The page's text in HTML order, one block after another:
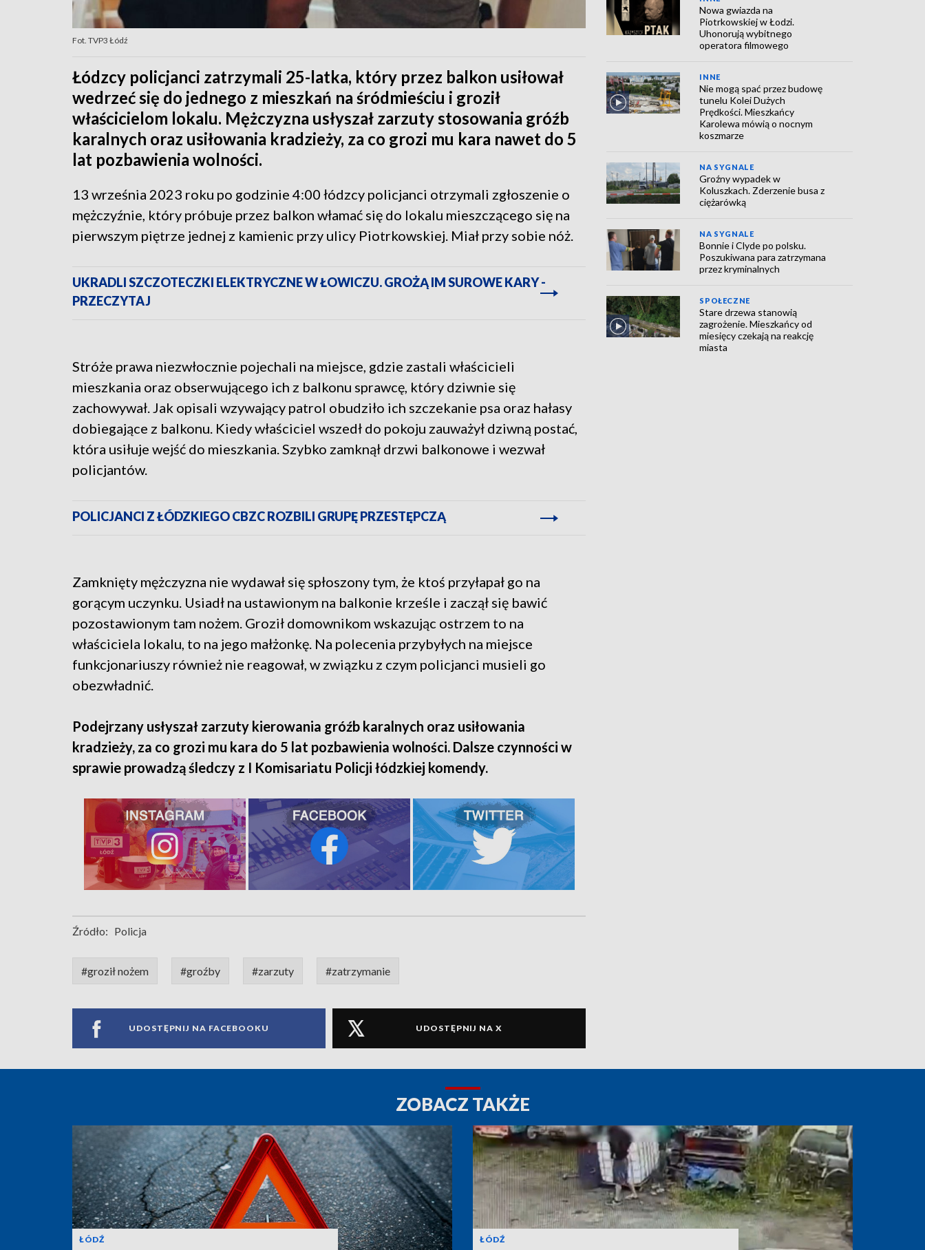
Fot. TVP3 Łódź
Łódzcy policjanci zatrzymali 25-latka, który przez balkon usiłował
wedrzeć się do jednego z mieszkań na śródmieściu i groził
właścicielom lokalu. Mężczyzna usłyszał zarzuty stosowania gróźb
karalnych oraz usiłowania kradzieży, za co grozi mu kara nawet do 5
lat pozbawienia wolności.
13 września 2023 roku po godzinie 4:00 łódzcy policjanci otrzymali zgłoszenie o
mężczyźnie, który próbuje przez balkon włamać się do lokalu mieszczącego się na
pierwszym piętrze jednej z kamienic przy ulicy Piotrkowskiej. Miał przy sobie nóż.
UKRADLI SZCZOTECZKI ELEKTRYCZNE W ŁOWICZU. GROŻĄ IM SUROWE KARY -
PRZECZYTAJ
Stróże prawa niezwłocznie pojechali na miejsce, gdzie zastali właścicieli
mieszkania oraz obserwującego ich z balkonu sprawcę, który dziwnie się
zachowywał. Jak opisali wzywający patrol obudziło ich szczekanie psa oraz hałasy
dobiegające z balkonu. Kiedy właściciel wszedł do pokoju zauważył dziwną postać,
która usiłuje wejść do mieszkania. Szybko zamknął drzwi balkonowe i wezwał
policjantów.
POLICJANCI Z ŁÓDZKIEGO CBZC ROZBILI GRUPĘ PRZESTĘPCZĄ
Zamknięty mężczyzna nie wydawał się spłoszony tym, że ktoś przyłapał go na
gorącym uczynku. Usiadł na ustawionym na balkonie krześle i zaczął się bawić
pozostawionym tam nożem. Groził domownikom wskazując ostrzem to na
właściciela lokalu, to na jego małżonkę. Na polecenia przybyłych na miejsce
funkcjonariuszy również nie reagował, w związku z czym policjanci musieli go
obezwładnić.
Podejrzany usłyszał zarzuty kierowania gróźb karalnych oraz usiłowania
kradzieży, za co grozi mu kara do 5 lat pozbawienia wolności. Dalsze czynności w
sprawie prowadzą śledczy z I Komisariatu Policji łódzkiej komendy.
Źródło: Policja
#groził nożem #groźby #zarzuty #zatrzymanie
UDOSTĘPNIJ NA FACEBOOKU UDOSTĘPNIJ NA X
Nowa gwiazda na
Piotrkowskiej w Łodzi.
Uhonorują wybitnego
operatora filmowego
INNE
Nie mogą spać przez budowę
tunelu Kolei Dużych
Prędkości. Mieszkańcy
Karolewa mówią o nocnym
koszmarze
NA SYGNALE
Groźny wypadek w
Koluszkach. Zderzenie busa z
ciężarówką
NA SYGNALE
Bonnie i Clyde po polsku.
Poszukiwana para zatrzymana
przez kryminalnych
SPOŁECZNE
Stare drzewa stanowią
zagrożenie. Mieszkańcy od
miesięcy czekają na reakcję
miasta
ZOBACZ TAKŻE
ŁÓDŹ ŁÓDŹ